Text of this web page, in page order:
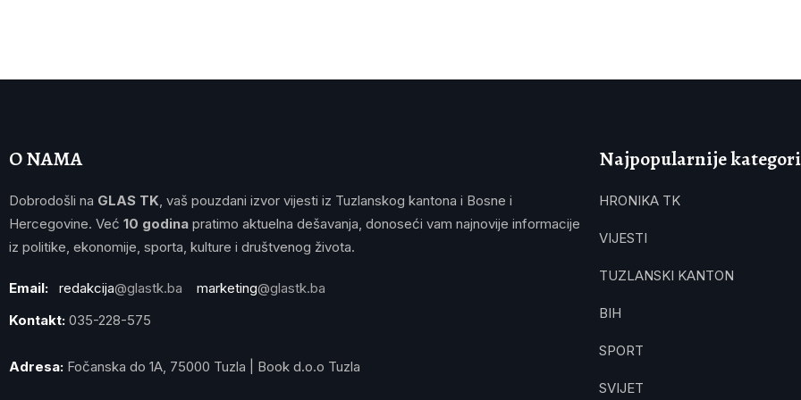
O NAMA
Dobrodošli na GLAS TK, vaš pouzdani izvor vijesti iz Tuzlanskog kantona i Bosne i
Hercegovine. Već 10 godina pratimo aktuelna dešavanja, donoseći vam najnovije informacije
iz politike, ekonomije, sporta, kulture i društvenog života.
Email: redakcija@glastk.ba marketing@glastk.ba
Kontakt: 035-228-575
Adresa: Fočanska do 1A, 75000 Tuzla | Book d.o.o Tuzla
Najpopularnije
HRONIKA TK
VIJESTI
TUZLANSKI KANTON
BIH
SPORT
SVIJET